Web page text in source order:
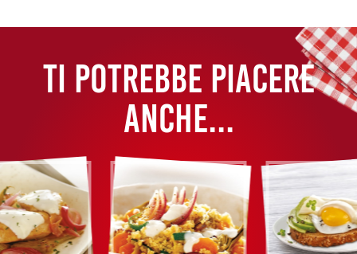
TI POTREBBE PIACERE
ANCHE...